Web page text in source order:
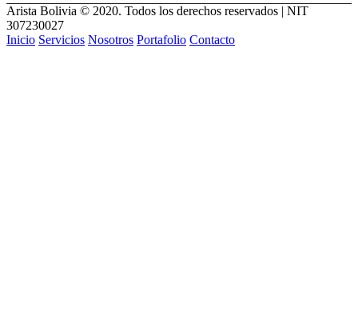
Arista Bolivia © 2020. Todos los derechos reservados | NIT
307230027
Inicio Servicios Nosotros Portafolio Contacto